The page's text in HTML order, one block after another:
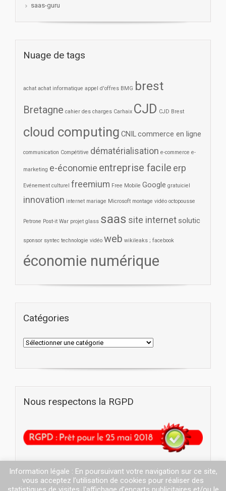
saas-guru
Nuage de tags
achat achat informatique appel d'offres BMG brest
Bretagne cahier des charges Carhaix CJD CJD Brest
cloud computing CNILcommerce en ligne
communication Compétitive dématérialisation e-commerce e-
marketing e-économie entreprise facile erp
Evénement culturel freemium Free Mobile Google gratuiciel
innovation internet mariage Microsoft montage vidéo octopousse
Petrone Post-it War projet glass saas site internet solutic
sponsor syntec technologie vidéo web wikileaks ; facebook
économie numérique
Catégories
Nous respectons la RGPD
Information légale : En poursuivant votre navigation sur ce site,
vous acceptez l’utilisation de cookies pour réaliser des